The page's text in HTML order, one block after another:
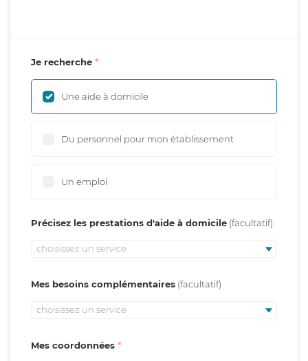
Je recherche
Une aide à domicile
Du personnel pour mon établissement
Un emploi
Précisez les prestations d'aide à domicile
choisissez un service
Mes besoins complémentaires
choisissez un service
Mes coordonnées